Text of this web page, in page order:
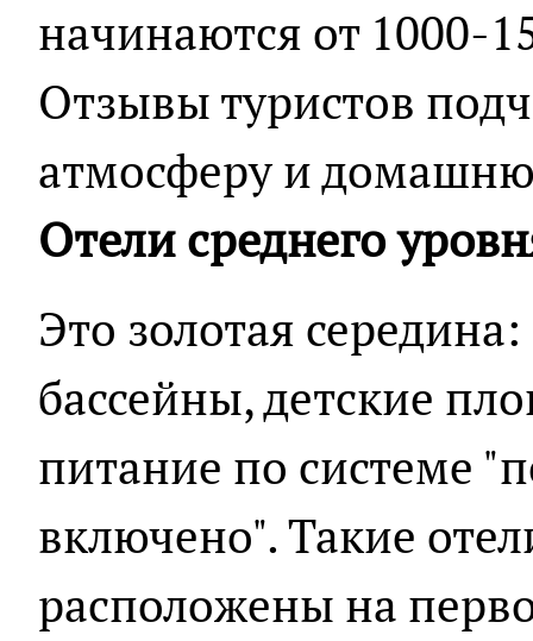
начинаются от 1000-
Отзывы туристов
атмосферу и
Отели среднего
Это золотая
бассейны, детские
питание по системе
включено". Такие
расположены на